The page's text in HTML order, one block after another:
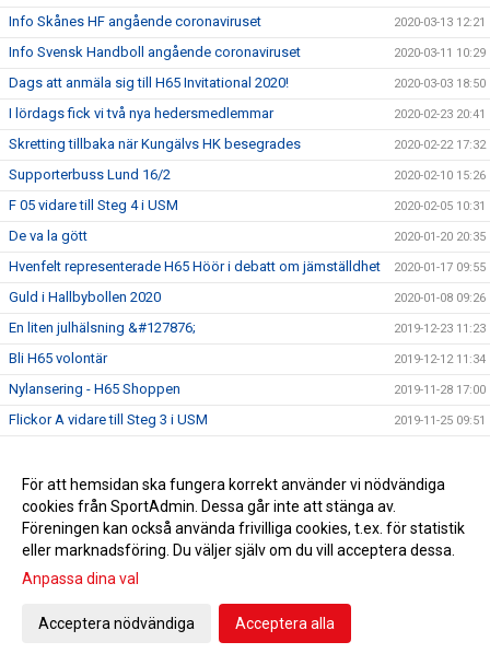
Info Skånes HF angående coronaviruset 2020-03-13 12:21
Info Svensk Handboll angående coronaviruset 2020-03-11 10:29
Dags att anmäla sig till H65 Invitational 2020! 2020-03-03 18:50
I lördags fick vi två nya hedersmedlemmar 2020-02-23 20:41
Skretting tillbaka när Kungälvs HK besegrades 2020-02-22 17:32
Supporterbuss Lund 16/2 2020-02-10 15:26
F 05 vidare till Steg 4 i USM 2020-02-05 10:31
De va la gött 2020-01-20 20:35
Hvenfelt representerade H65 Höör i debatt om jämställdhet 2020-01-17 09:55
Guld i Hallbybollen 2020 2020-01-08 09:26
En liten julhälsning &#127876; 2019-12-23 11:23
Bli H65 volontär 2019-12-12 11:34
Nylansering - H65 Shoppen 2019-11-28 17:00
Flickor A vidare till Steg 3 i USM 2019-11-25 09:51
Save the date! 2019-11-05 14:45
Grym Gry och pigg Pripp när Heid besegrades 2019-11-02 18:40
EHF-cupen: Knapp seger efter stark insats 2019-10-12 19:18
5-6/10 spelas USM i HÖÖR! Gratis inträde! Välkommen!
Klubbfotografering onsdagen 9/10
Sparbanken Skåne erbjuder Fri entré!
För att hemsidan ska fungera korrekt använder vi nödvändiga
cookies från SportAdmin. Dessa går inte att stänga av.
Föreningen kan också använda frivilliga cookies, t.ex. för statistik
eller marknadsföring. Du väljer själv om du vill acceptera dessa.
Anpassa dina val
Acceptera nödvändiga Acceptera alla